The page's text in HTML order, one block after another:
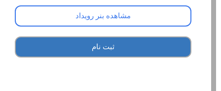
مشاهده بنر رویداد
ثبت نام